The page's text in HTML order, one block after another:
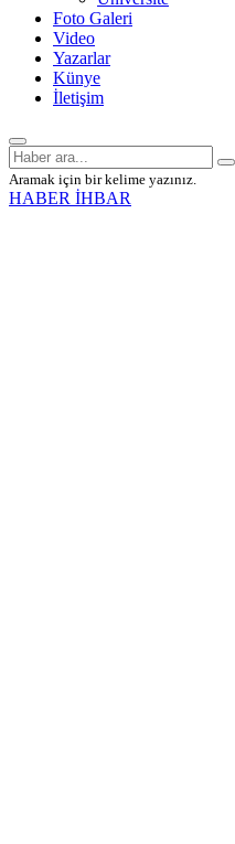
Foto Galeri
Video
Yazarlar
Künye
İletişim
Aramak için bir kelime yazınız.
HABER İHBAR